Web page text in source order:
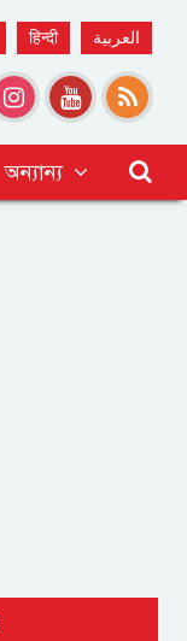
हिन्दी العربية
অন্যান্য